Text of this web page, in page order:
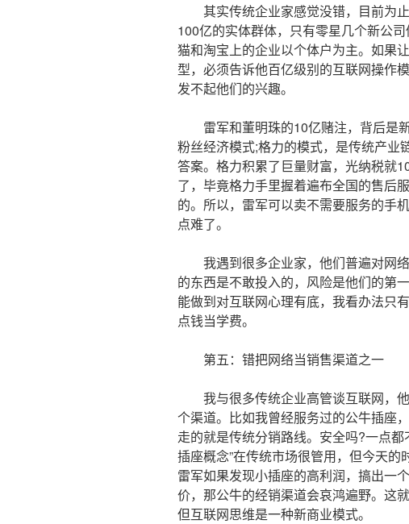
其实传统企业家感觉没错，目前为
100亿的实体群体，只有零星几个新公
猫和淘宝上的企业以个体户为主。如果
型，必须告诉他百亿级别的互联网操作
发不起他们的兴趣。
雷军和董明珠的10亿赌注，背后是
粉丝经济模式;格力的模式，是传统产业
答案。格力积累了巨量财富，光纳税就
了，毕竟格力手里握着遍布全国的售后
的。所以，雷军可以卖不需要服务的手
点难了。
我遇到很多企业家，他们普遍对网
的东西是不敢投入的，风险是他们的第
能做到对互联网心理有底，我看办法只
点钱当学费。
第五：错把网络当销售渠道之一
我与很多传统企业高管谈互联网，
个渠道。比如我曾经服务过的公牛插座
走的就是传统分销路线。安全吗?一点
插座概念”在传统市场很管用，但今天的
雷军如果发现小插座的高利润，搞出一
价，那公牛的经销渠道会哀鸿遍野。这
但互联网思维是一种新商业模式。